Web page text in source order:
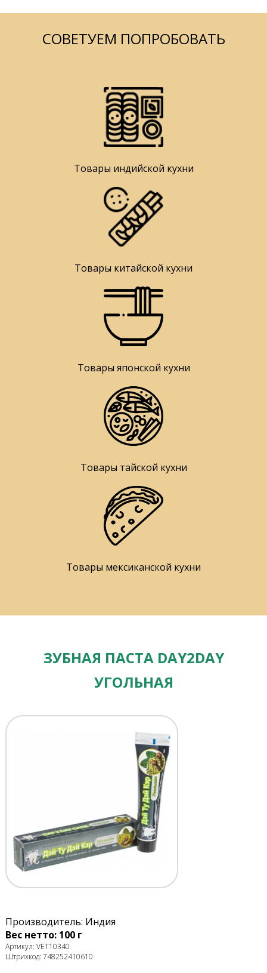
СОВЕТУЕМ ПОПРОБОВАТЬ
Товары индийской кухни
Товары китайской кухни
Товары японской кухни
Товары тайской кухни
Товары мексиканской кухни
ЗУБНАЯ ПАСТА DAY2DAY
УГОЛЬНАЯ
Производитель: Индия
Вес нетто: 100 г
Артикул: VET10340
Штрихкод: 748252410610